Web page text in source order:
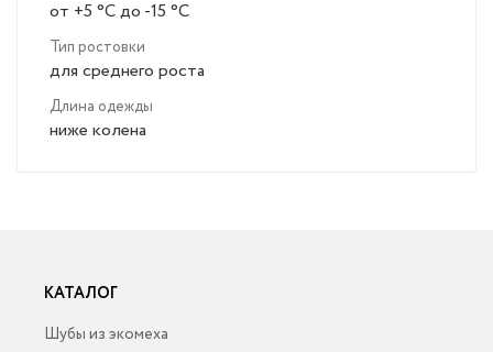
от +5 °C до -15 °C
Тип ростовки
для среднего роста
Длина одежды
ниже колена
КАТАЛОГ
Шубы из экомеха